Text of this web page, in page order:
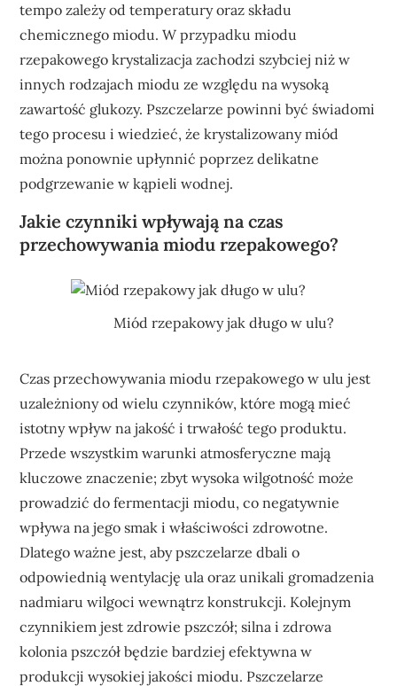
tempo zależy od temperatury oraz składu
chemicznego miodu. W przypadku miodu
rzepakowego krystalizacja zachodzi szybciej niż w
innych rodzajach miodu ze względu na wysoką
zawartość glukozy. Pszczelarze powinni być świadomi
tego procesu i wiedzieć, że krystalizowany miód
można ponownie upłynnić poprzez delikatne
podgrzewanie w kąpieli wodnej.
Jakie czynniki wpływają na czas
przechowywania miodu rzepakowego?
Miód rzepakowy jak długo w ulu?
Czas przechowywania miodu rzepakowego w ulu jest
uzależniony od wielu czynników, które mogą mieć
istotny wpływ na jakość i trwałość tego produktu.
Przede wszystkim warunki atmosferyczne mają
kluczowe znaczenie; zbyt wysoka wilgotność może
prowadzić do fermentacji miodu, co negatywnie
wpływa na jego smak i właściwości zdrowotne.
Dlatego ważne jest, aby pszczelarze dbali o
odpowiednią wentylację ula oraz unikali gromadzenia
nadmiaru wilgoci wewnątrz konstrukcji. Kolejnym
czynnikiem jest zdrowie pszczół; silna i zdrowa
kolonia pszczół będzie bardziej efektywna w
produkcji wysokiej jakości miodu. Pszczelarze